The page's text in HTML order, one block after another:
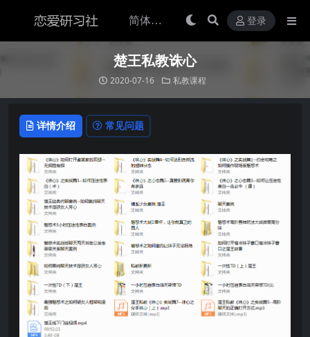
登录
楚王私教诛心
2020-07-16 私教课程
详情介绍 常见问题